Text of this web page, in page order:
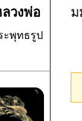
วงพ่อ
ะพุทธรูป
ม